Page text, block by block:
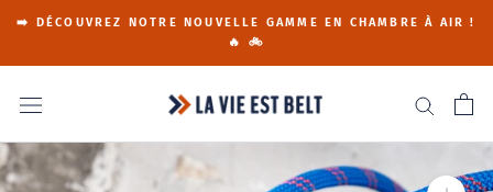
content
➡️ DÉCOUVREZ NOTRE NOUVELLE GAMME EN CHAMBRE À AIR !
🔥 🚲